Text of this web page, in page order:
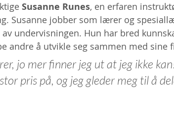
Susanne Runes, en erfaren
Susanne jobber som lærer og
undervisningen. Hun har bred
andre å utvikle seg sammen med sine
jo mer finner jeg ut at jeg ikke
pris på, og jeg gleder meg til å